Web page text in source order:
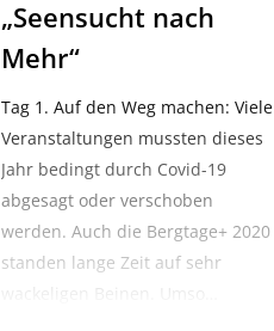
„Seensucht nach
Mehr“
Tag 1. Auf den Weg machen: Viele
Veranstaltungen mussten dieses
Jahr bedingt durch Covid-19
abgesagt oder verschoben
werden. Auch die Bergtage+ 2020
standen lange Zeit auf sehr
wackeligen Beinen. Umso…